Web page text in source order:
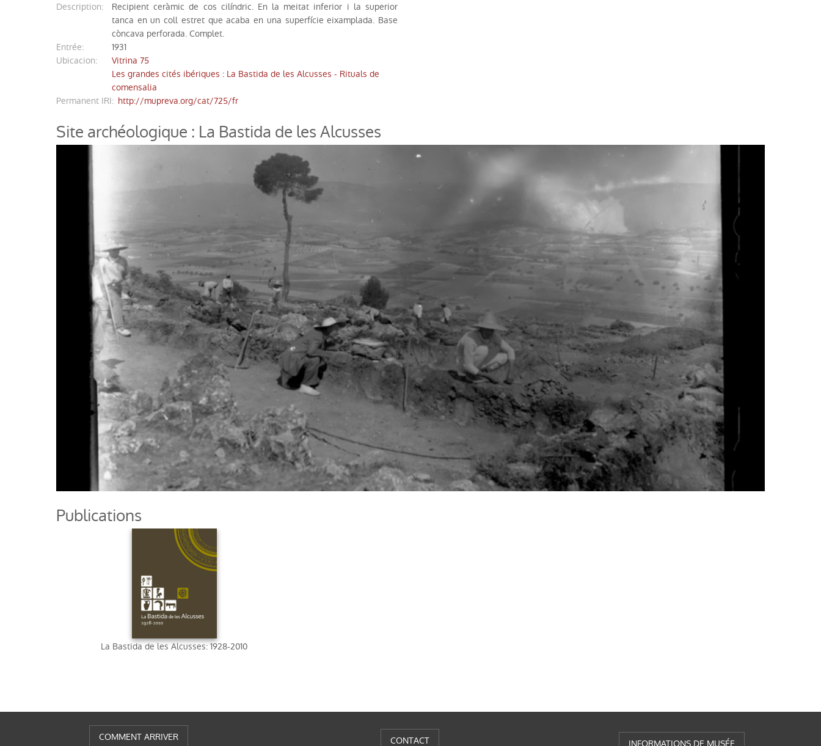
description:
Recipient ceràmic de cos cilíndric. En la meitat inferior i la superior
tanca en un coll estret que acaba en una superfície eixamplada. Base
còncava perforada. Complet.
entrée:
1931
ubicacion:
Vitrina 75
Les grandes cités ibériques : La Bastida de les Alcusses - Rituals de
comensalia
Permanent IRI: http://mupreva.org/cat/725/fr
Site archéologique : La Bastida de les Alcusses
Publications
La Bastida de les Alcusses: 1928-2010
COMMENT ARRIVER CONTACT INFORMATIONS DE MUSÉE